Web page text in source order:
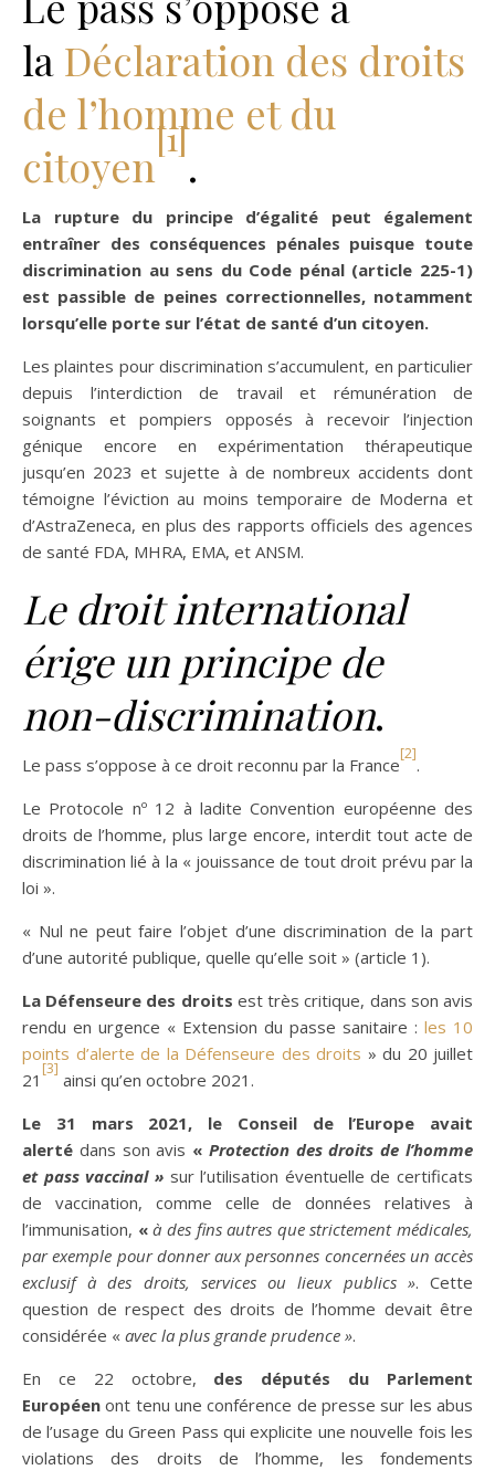
la Déclaration des droits
de l’homme et du
citoyen
[1]
.
La rupture du principe d’égalité peut également
entraîner des conséquences pénales puisque toute
discrimination au sens du Code pénal (article 225-1)
est passible de peines correctionnelles, notamment
lorsqu’elle porte sur l’état de santé d’un citoyen.
Les plaintes pour discrimination s’accumulent, en particulier
depuis l’interdiction de travail et rémunération de
soignants et pompiers opposés à recevoir l’injection
génique encore en expérimentation thérapeutique
jusqu’en 2023 et sujette à de nombreux accidents dont
témoigne l’éviction au moins temporaire de Moderna et
d’AstraZeneca, en plus des rapports officiels des agences
de santé FDA, MHRA, EMA, et ANSM.
Le droit international
érige un principe de
non-discrimination.
Le pass s’oppose à ce droit reconnu par la France
[2]
.
Le Protocole nº 12 à ladite Convention européenne des
droits de l’homme, plus large encore, interdit tout acte de
discrimination lié à la « jouissance de tout droit prévu par la
loi ».
« Nul ne peut faire l’objet d’une discrimination de la part
d’une autorité publique, quelle qu’elle soit » (article 1).
La Défenseure des droits est très critique, dans son avis
rendu en urgence « Extension du passe sanitaire : les 10
points d’alerte de la Défenseure des droits » du 20 juillet
21
[3]
ainsi qu’en octobre 2021.
Le 31 mars 2021, le Conseil de l’Europe avait
alerté dans son avis « Protection des droits de l’homme
et pass vaccinal »sur l’utilisation éventuelle de certificats
de vaccination, comme celle de données relatives à
l’immunisation, « à des fins autres que strictement médicales,
par exemple pour donner aux personnes concernées un accès
exclusif à des droits, services ou lieux publics ». Cette
question de respect des droits de l’homme devait être
considérée « avec la plus grande prudence ».
En ce 22 octobre, des députés du Parlement
Européen ont tenu une conférence de presse sur les abus
de l’usage du Green Pass qui explicite une nouvelle fois les
violations des droits de l’homme, les fondements